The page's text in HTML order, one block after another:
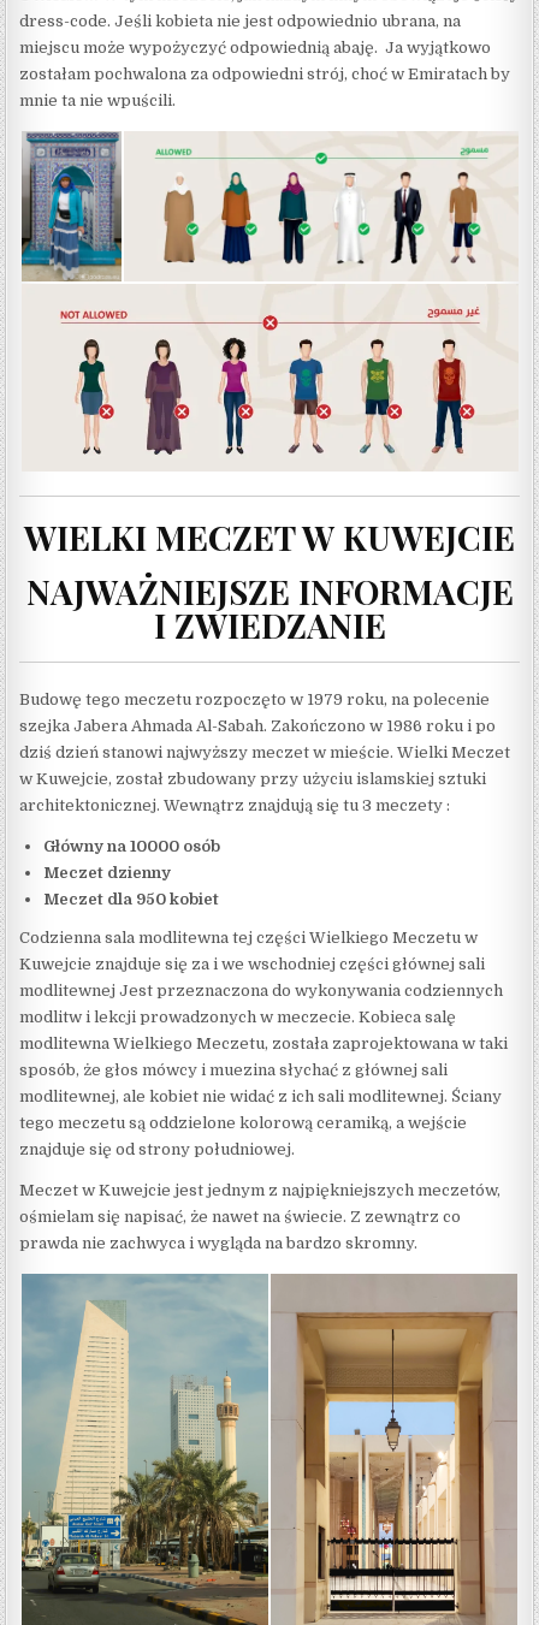
dress-code. Jeśli kobieta nie jest odpowiednio ubrana, na
miejscu może wypożyczyć odpowiednią abaję. Ja wyjątkowo
zostałam pochwalona za odpowiedni strój, choć w Emiratach by
mnie ta nie wpuścili.
WIELKI MECZET W KUWEJCIE
NAJWAŻNIEJSZE INFORMACJE
I ZWIEDZANIE
Budowę tego meczetu rozpoczęto w 1979 roku, na polecenie
szejka Jabera Ahmada Al-Sabah. Zakończono w 1986 roku i po
dziś dzień stanowi najwyższy meczet w mieście. Wielki Meczet
w Kuwejcie, został zbudowany przy użyciu islamskiej sztuki
architektonicznej. Wewnątrz znajdują się tu 3 meczety :
Główny na 10000 osób
Meczet dzienny
Meczet dla 950 kobiet
Codzienna sala modlitewna tej części Wielkiego Meczetu w
Kuwejcie znajduje się za i we wschodniej części głównej sali
modlitewnej Jest przeznaczona do wykonywania codziennych
modlitw i lekcji prowadzonych w meczecie. Kobieca salę
modlitewna Wielkiego Meczetu, została zaprojektowana w taki
sposób, że głos mówcy i muezina słychać z głównej sali
modlitewnej, ale kobiet nie widać z ich sali modlitewnej. Ściany
tego meczetu są oddzielone kolorową ceramiką, a wejście
znajduje się od strony południowej.
Meczet w Kuwejcie jest jednym z najpiękniejszych meczetów,
ośmielam się napisać, że nawet na świecie. Z zewnątrz co
prawda nie zachwyca i wygląda na bardzo skromny.